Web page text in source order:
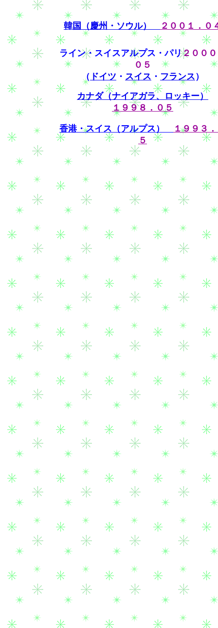
韓国（慶州・ソウル） ２００１．０
ライン・スイスアルプス・パリ２００
０５
（ ドイツ ・ スイス ・ フランス）
カナダ（ナイアガラ、ロッキー）
１９９８．０５
香港・スイス（アルプス）
１９９３
５